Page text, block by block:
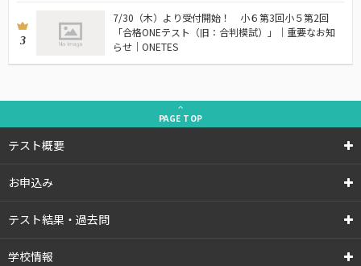
3
7/30（木）より受付開始！ 小６第3回小５第2回
「合格ONEテスト（旧：合判模試）」｜重要なお知
らせ｜ONETES
PAGE TOP
テスト概要
お申込み
テスト結果・過去問
学校情報